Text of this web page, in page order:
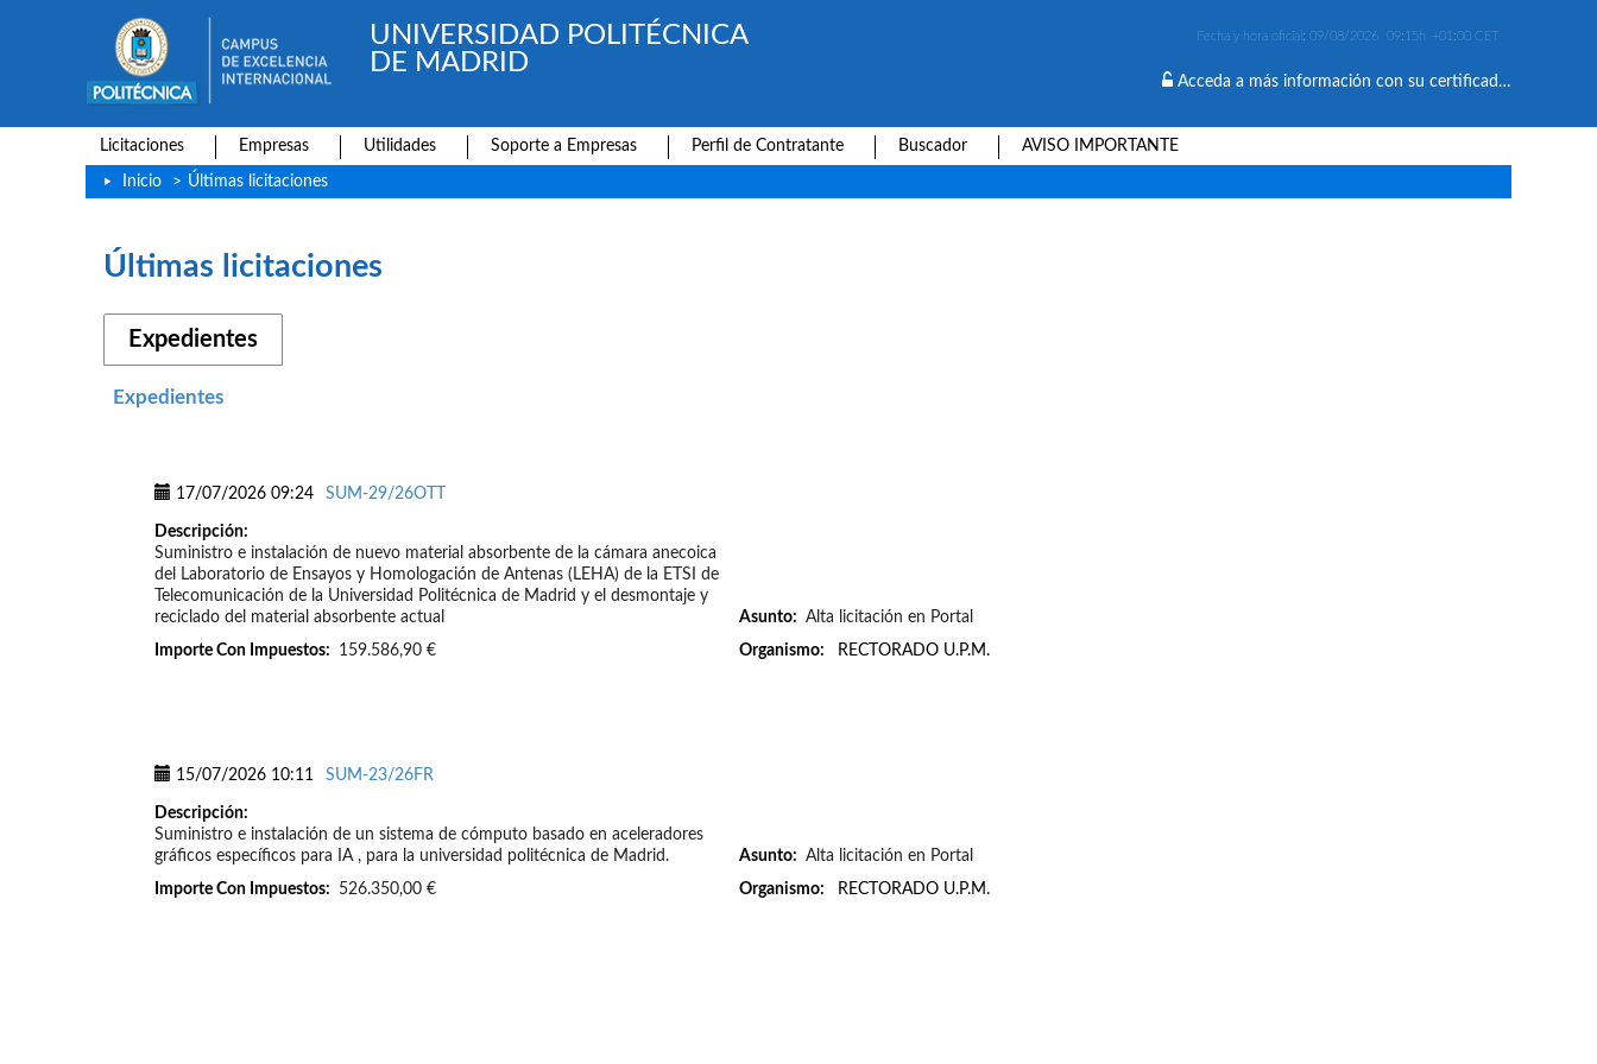
Fecha y hora oficial: 09/08/2026 09:15h +01:00 CET
UNIVERSIDAD POLITÉCNICA
DE MADRID
Acceda a más información con su certificado digital
Licitaciones Empresas Utilidades Soporte a Empresas Perfil de Contratante Buscador AVISO IMPORTANTE
Inicio > Últimas licitaciones
Últimas licitaciones
Expedientes
Expedientes
17/07/2026 09:24 SUM-29/26OTT
Descripción:
Suministro e instalación de nuevo material absorbente de la cámara anecoica
del Laboratorio de Ensayos y Homologación de Antenas (LEHA) de la ETSI de
Telecomunicación de la Universidad Politécnica de Madrid y el desmontaje y
reciclado del material absorbente actual
Asunto: Alta licitación en Portal
Importe Con Impuestos:
159.586,90 € Organismo: RECTORADO U.P.M.
15/07/2026 10:11 SUM-23/26FR
Descripción:
Suministro e instalación de un sistema de cómputo basado en aceleradores
gráficos específicos para IA , para la universidad politécnica de Madrid.
Asunto: Alta licitación en Portal
Importe Con Impuestos:
526.350,00 € Organismo: RECTORADO U.P.M.